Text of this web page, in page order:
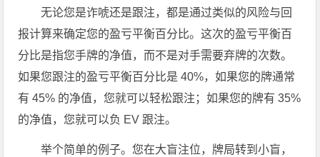
无论您是诈唬还是跟注，都是通过类似的风险与回
报计算来确定您的盈亏平衡百分比。这次的盈亏平衡百
分比是指您手牌的净值，而不是对手需要弃牌的次数。
如果您跟注的盈亏平衡百分比是 40%，如果您的牌通常
有 45% 的净值，您就可以轻松跟注；如果您的牌有 35%
的净值，您就可以负 EV 跟注。
举个简单的例子。您在大盲注位，牌局转到小盲，